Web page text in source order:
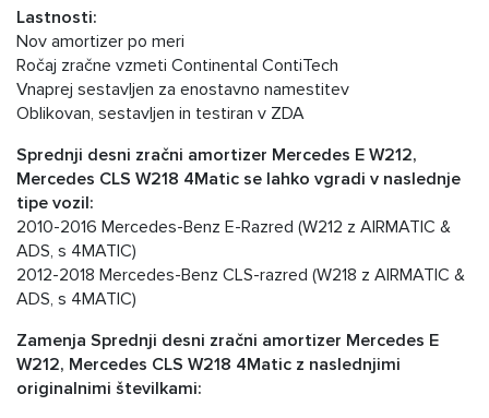
Lastnosti:
Nov amortizer po meri
Ročaj zračne vzmeti Continental ContiTech
Vnaprej sestavljen za enostavno namestitev
Oblikovan, sestavljen in testiran v ZDA
Sprednji desni zračni amortizer Mercedes E W212,
Mercedes CLS W218 4Matic se lahko vgradi v naslednje
tipe vozil:
2010-2016 Mercedes-Benz E-Razred (W212 z AIRMATIC &
ADS, s 4MATIC)
2012-2018 Mercedes-Benz CLS-razred (W218 z AIRMATIC &
ADS, s 4MATIC)
Zamenja Sprednji desni zračni amortizer Mercedes E
W212, Mercedes CLS W218 4Matic z naslednjimi
originalnimi številkami: